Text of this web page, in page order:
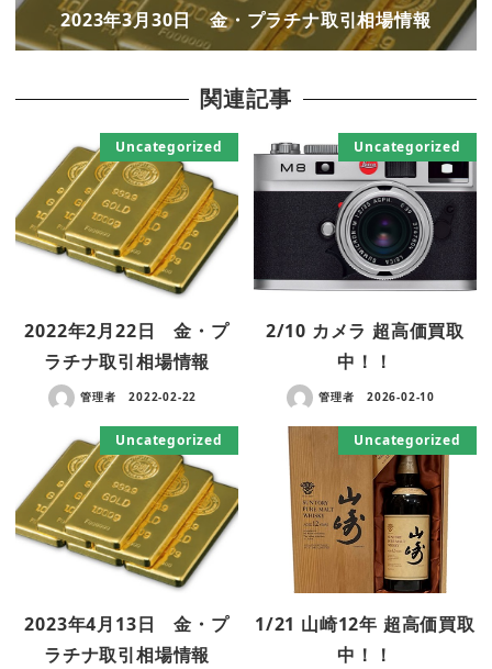
2023年3月30日 金・プラチナ取引相場情報
関連記事
Uncategorized
2022年2月22日 金・プ
ラチナ取引相場情報
管理者 2022-02-22
Uncategorized
2/10 カメラ 超高価買取
中！！
管理者 2026-02-10
Uncategorized
2023年4月13日 金・プ
ラチナ取引相場情報
Uncategorized
1/21 山崎12年 超高価買取
中！！